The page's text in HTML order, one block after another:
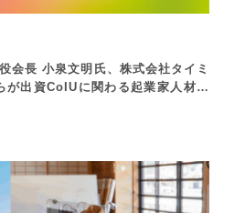
会長 小泉文明氏、株式会社タイミ
が出資CoIUに関わる起業家人材を
Fund」開設 最大数千万円規
を支援し、地域経済の活性化を目